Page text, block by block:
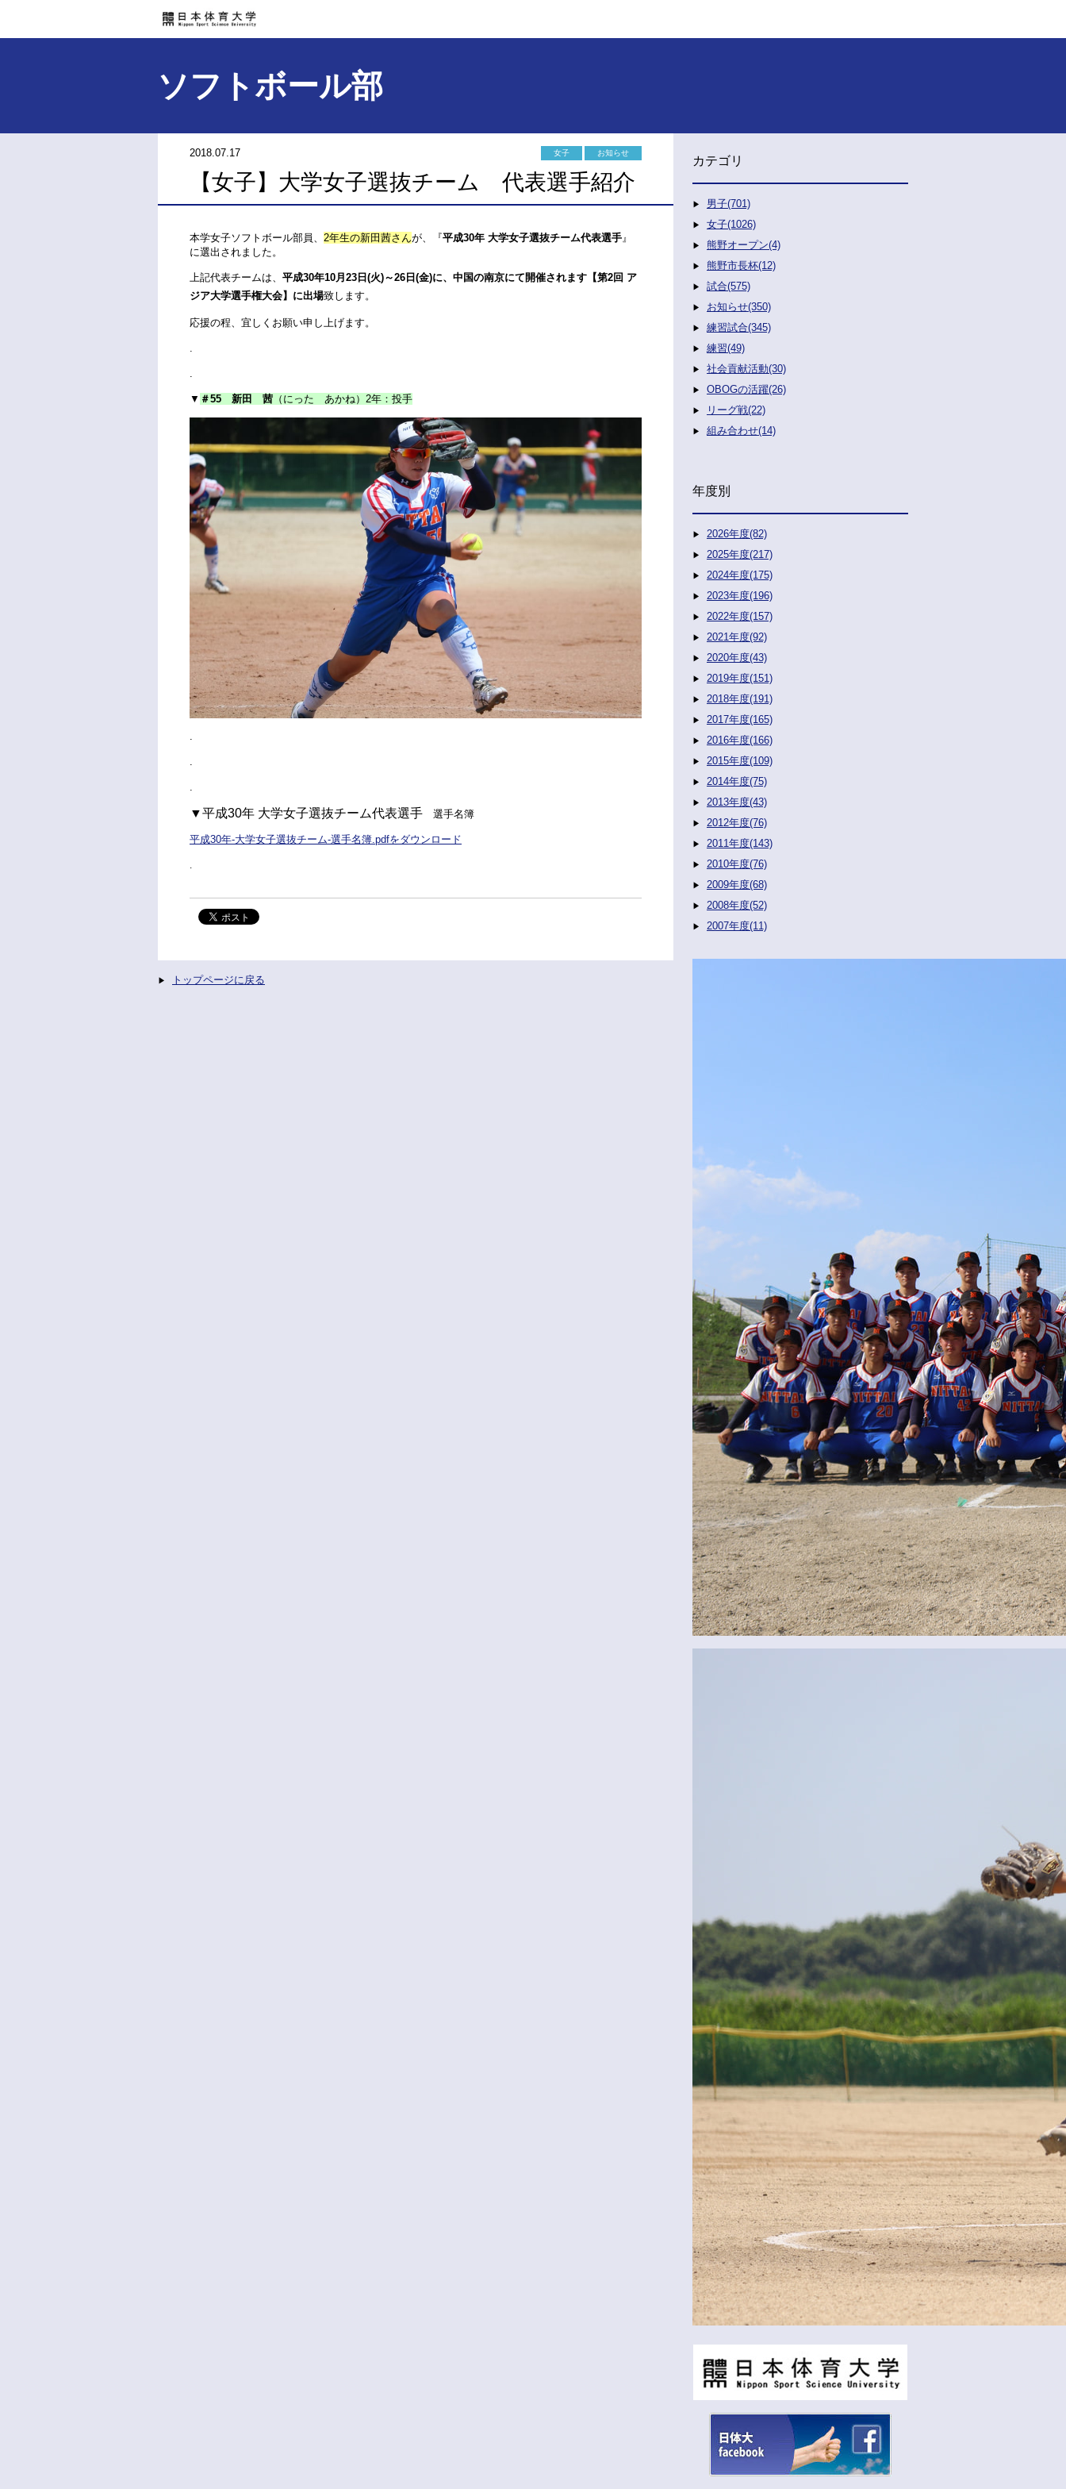
ソフトボール部
2018.07.17 女子 お知らせ
【女子】大学女子選抜チーム 代表選手紹介
本学女子ソフトボール部員、 2年生の新田茜さんが、『平成30年 大学女子選抜チーム代表選手』
に選出されました。
上記代表チームは、 平成30年10月23日(火)～26日(金)に、中国の南京にて開催されます【第2回 ア
ジア大学選手権大会】に出場致します。
応援の程、宜しくお願い申し上げます。
.
.
▼ ＃55 新田 茜 （にった あかね）2年：投手
.
.
.
▼平成30年 大学女子選抜チーム代表選手 選手名簿
平成30年-大学女子選抜チーム-選手名簿.pdfをダウンロード
.
トップページに戻る
カテゴリ
男子(701)
女子(1026)
熊野オープン(4)
熊野市長杯(12)
試合(575)
お知らせ(350)
練習試合(345)
練習(49)
社会貢献活動(30)
OBOGの活躍(26)
リーグ戦(22)
組み合わせ(14)
年度別
2026年度(82)
2025年度(217)
2024年度(175)
2023年度(196)
2022年度(157)
2021年度(92)
2020年度(43)
2019年度(151)
2018年度(191)
2017年度(165)
2016年度(166)
2015年度(109)
2014年度(75)
2013年度(43)
2012年度(76)
2011年度(143)
2010年度(76)
2009年度(68)
2008年度(52)
2007年度(11)